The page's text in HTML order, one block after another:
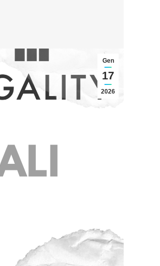
Gen
17
2026